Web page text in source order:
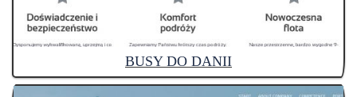
BUSY DO DANII